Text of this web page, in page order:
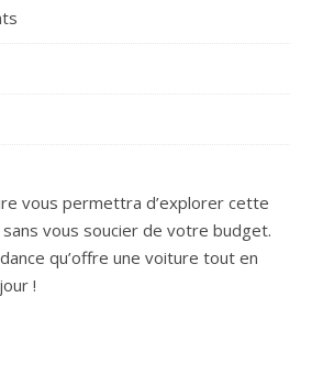
vous permettra d’explorer cette
sans vous soucier de votre budget.
qu’offre une voiture tout en
!